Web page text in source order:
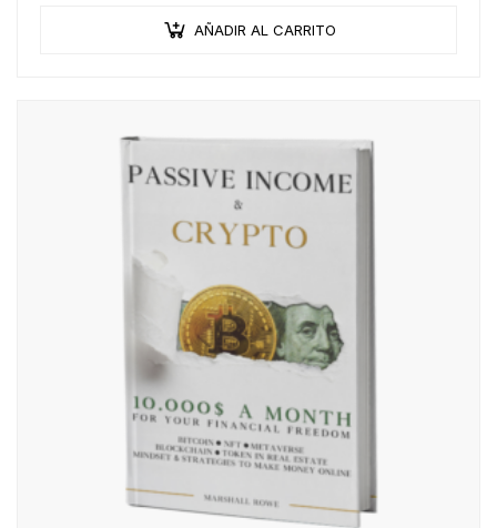
AÑADIR AL CARRITO